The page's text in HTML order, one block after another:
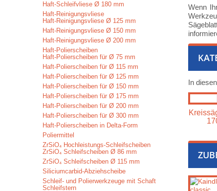
Haft-Schleifvliese Ø 180 mm
Haft-Reinigungsvliese
Haft-Reinigungsvliese Ø 125 mm
Haft-Reinigungsvliese Ø 150 mm
Haft-Reinigungsvliese Ø 200 mm
Haft-Polierscheiben
Haft-Polierscheiben für Ø 75 mm
Haft-Polierscheiben für Ø 115 mm
Haft-Polierscheiben für Ø 125 mm
Haft-Polierscheiben für Ø 150 mm
Haft-Polierscheiben für Ø 175 mm
Haft-Polierscheiben für Ø 200 mm
Haft-Polierscheiben für Ø 300 mm
Haft-Polierscheiben in Delta-Form
Poliermittel
ZrSiO₄ Hochleistungs-Schleifscheiben
ZrSiO₄ Schleifscheiben Ø 86 mm
ZrSiO₄ Schleifscheiben Ø 115 mm
Siliciumcarbid-Abziehscheibe
Schleif- und Polierwerkzeuge mit Schaft
Schleifstern
Wenn
In